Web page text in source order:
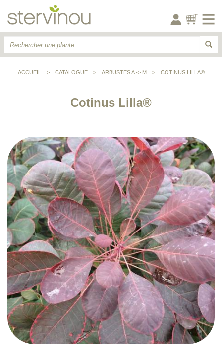
ACCUEIL > CATALOGUE > ARBUSTES A -> M > COTINUS LILLA®
Cotinus Lilla®